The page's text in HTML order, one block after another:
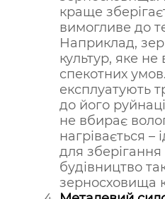
краще
вимогливе до
Наприклад,
культур, яке
спекотних
експлуатують
до його
не вбирає
нагрівається –
для
будівництво
зерносховища